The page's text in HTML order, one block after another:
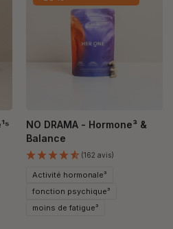
NO DRAMA - Hormone³ &
Balance
(162 avis)
Activité hormonale³
fonction psychique³
moins de fatigue³